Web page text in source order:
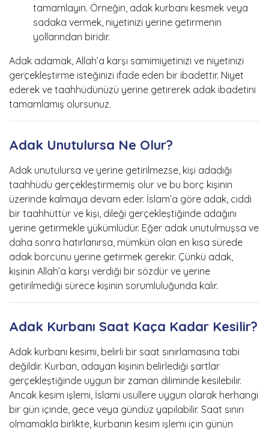
tamamlayın. Örneğin, adak kurbanı kesmek veya
sadaka vermek, niyetinizi yerine getirmenin
yollarından biridir.
Adak adamak, Allah’a karşı samimiyetinizi ve niyetinizi
gerçekleştirme isteğinizi ifade eden bir ibadettir. Niyet
ederek ve taahhüdünüzü yerine getirerek adak ibadetini
tamamlamış olursunuz.
Adak Unutulursa Ne Olur?
Adak unutulursa ve yerine getirilmezse, kişi adadığı
taahhüdü gerçekleştirmemiş olur ve bu borç kişinin
üzerinde kalmaya devam eder. İslam’a göre adak, ciddi
bir taahhüttür ve kişi, dileği gerçekleştiğinde adağını
yerine getirmekle yükümlüdür. Eğer adak unutulmuşsa ve
daha sonra hatırlanırsa, mümkün olan en kısa sürede
adak borcunu yerine getirmek gerekir. Çünkü adak,
kişinin Allah’a karşı verdiği bir sözdür ve yerine
getirilmediği sürece kişinin sorumluluğunda kalır.
Adak Kurbanı Saat Kaça Kadar Kesilir?
Adak kurbanı kesimi, belirli bir saat sınırlamasına tabi
değildir. Kurban, adayan kişinin belirlediği şartlar
gerçekleştiğinde uygun bir zaman diliminde kesilebilir.
Ancak kesim işlemi, İslami usullere uygun olarak herhangi
bir gün içinde, gece veya gündüz yapılabilir. Saat sınırı
olmamakla birlikte, kurbanın kesim işlemi için günün